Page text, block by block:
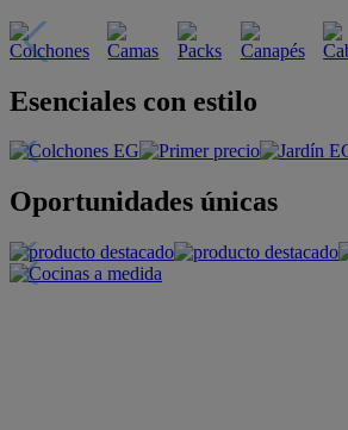
Esenciales con estilo
Oportunidades únicas